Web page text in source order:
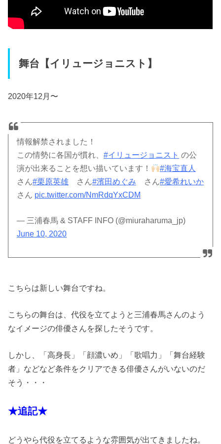
舞台【イリュージョニスト】
2020年12月〜
情報解禁されました！
この情勢に各国が慣れ、#イリュージョニスト の公
演が出来ることを想い描いています！
#海宝直人
さん#栗原英雄 さん#濱田めぐみ さん#愛希れいか
さん pic.twitter.com/NmRdqYxCDM
— 三浦春馬 & STAFF INFO (@miuraharuma_jp)
June 10, 2020
こちらは新しい舞台ですね。
こちらの舞台は、代役を立てようと三浦春馬さんのよう
なイメージの俳優さんを探したそうです。
しかし、「高身長」「顔濃いめ」「歌唱力」「舞台経験
者」などなど条件をクリアできる俳優さんがいないのだ
そう・・・
★追記★
どうやら代役を立てるような雰囲気が出てきましたね。